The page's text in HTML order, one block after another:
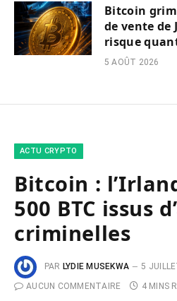
Bitcoin
de vente de
risque
5 AOÛT 2026
ACTU CRYPTO
Bitcoin :
500 BTC issus
criminelles
PAR LYDIE MUSEKWA
5
AUCUN COMMENTAIRE
4 MINS